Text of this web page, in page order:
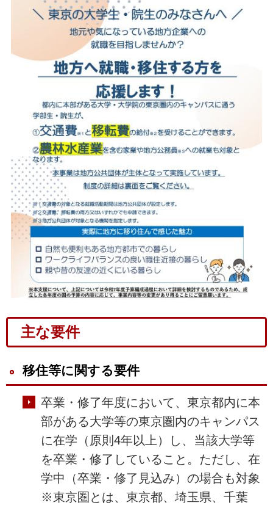
主な要件
移住等に関する要件
卒業・修了年度において、東京都内に本
部がある大学等の東京圏内のキャンパス
に在学（原則4年以上）し、当該大学等
を卒業・修了していること。ただし、在
学中（卒業・修了見込み）の場合も対象
※東京圏とは、東京都、埼玉県、千葉